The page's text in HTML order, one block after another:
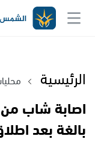
الرئيسية
اصابة شاب
بالغة بعد